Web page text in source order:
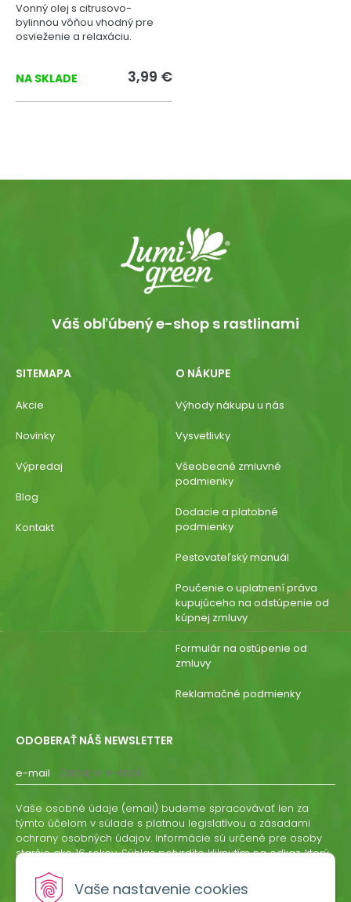
Vaše nastavenie cookies
Vonný olej s citrusovo-
bylinnou vôňou vhodný pre
osvieženie a relaxáciu.
NA SKLADE 3,99 €
Váš obľúbený e-shop s rastlinami
SITEMAPA
Akcie
Novinky
Výpredaj
Blog
Kontakt
O NÁKUPE
Výhody nákupu u nás
Vysvetlivky
Všeobecné zmluvné
podmienky
Dodacie a platobné
podmienky
Pestovateľský manuál
Poučenie o uplatnení práva
kupujúceho na odstúpenie od
kúpnej zmluvy
Formulár na ostúpenie od
zmluvy
Reklamačné podmienky
ODOBERAŤ NÁŠ NEWSLETTER
e-mail
Vaše osobné údaje (email) budeme spracovávať len za
týmto účelom v súlade s platnou legislatívou a zásadami
ochrany osobných údajov. Informácie sú určené pre osoby
staršie ako 16 rokov. Súhlas potvrdíte kliknutím na odkaz, ktorý
odvolať písomne, emailom alebo kliknutím na odkaz z
ktoréhokoľvek informačného emailu.